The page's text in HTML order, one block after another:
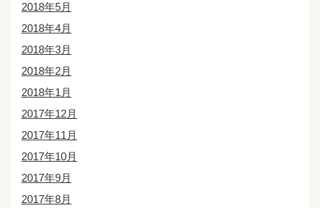
2018年5月
2018年4月
2018年3月
2018年2月
2018年1月
2017年12月
2017年11月
2017年10月
2017年9月
2017年8月